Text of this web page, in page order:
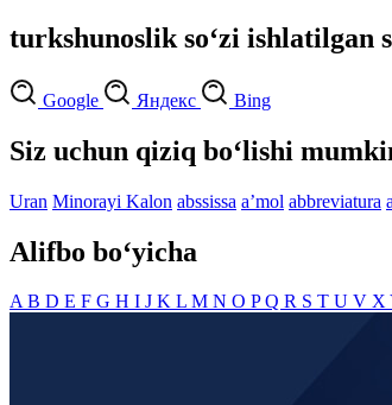
turkshunoslik so‘zi
Google Яндекс Bing
Siz uchun qiziq bo‘lishi
Uran Minorayi Kalon abssissa aʼmol abbreviatura
Alifbo bo‘yicha
AB D E F G H I J K L M N O PQ R S T U V X